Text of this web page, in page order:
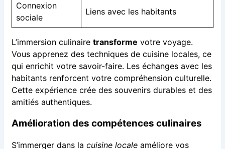
Connexion
sociale
Liens avec les habitants
L’immersion culinaire transforme votre voyage.
Vous apprenez des techniques de cuisine locales, ce
qui enrichit votre savoir-faire. Les échanges avec les
habitants renforcent votre compréhension culturelle.
Cette expérience crée des souvenirs durables et des
amitiés authentiques.
Amélioration des compétences culinaires
S’immerger dans la cuisine localeaméliore vos